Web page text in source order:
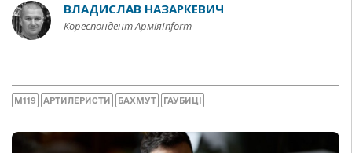
ВЛАДИСЛАВ НАЗАРКЕВИЧ
Кореспондент АрміяInform
M119 АРТИЛЕРИСТИ БАХМУТ ГАУБИЦІ